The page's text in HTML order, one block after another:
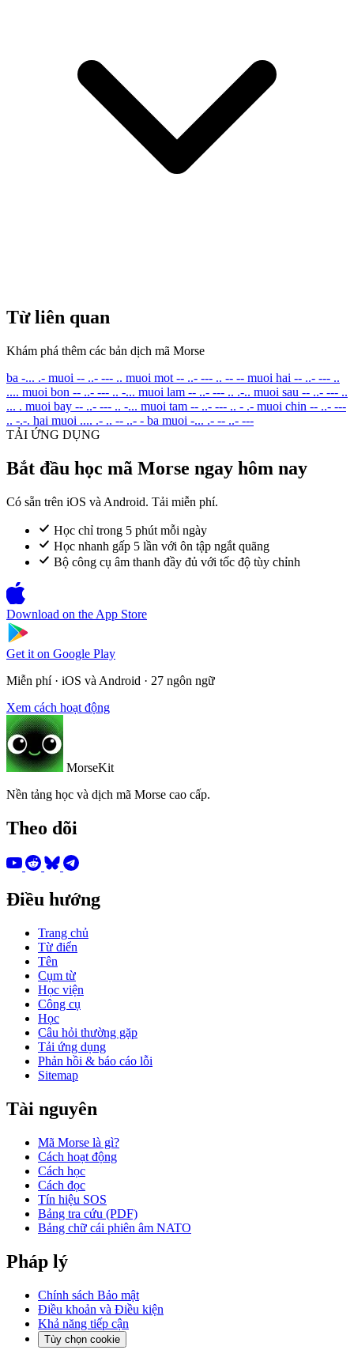
Từ liên quan
Khám phá thêm các bản dịch mã Morse
ba -... .- muoi -- ..- --- .. muoi mot -- ..- --- .. -- -- muoi hai -- ..- --- ..
.... muoi bon -- ..- --- .. -... muoi lam -- ..- --- .. .-.. muoi sau -- ..- --- ..
... . muoi bay -- ..- --- .. -... muoi tam -- ..- --- .. - .- muoi chin -- ..- ---
.. -.-. hai muoi .... .- .. -- ..- - ba muoi -... .- -- ..- ---
TẢI ỨNG DỤNG
Bắt đầu học mã Morse ngay hôm nay
Có sẵn trên iOS và Android. Tải miễn phí.
Học chỉ trong 5 phút mỗi ngày
Học nhanh gấp 5 lần với ôn tập ngắt quãng
Bộ công cụ âm thanh đầy đủ với tốc độ tùy chỉnh
Download on the App Store
Get it on Google Play
Miễn phí · iOS và Android · 27 ngôn ngữ
Xem cách hoạt động
MorseKit
Nền tảng học và dịch mã Morse cao cấp.
Theo dõi
Điều hướng
Trang chủ
Từ điển
Tên
Cụm từ
Học viện
Công cụ
Học
Câu hỏi thường gặp
Tải ứng dụng
Phản hồi & báo cáo lỗi
Sitemap
Tài nguyên
Mã Morse là gì?
Cách hoạt động
Cách học
Cách đọc
Tín hiệu SOS
Bảng tra cứu (PDF)
Bảng chữ cái phiên âm NATO
Pháp lý
Chính sách Bảo mật
Điều khoản và Điều kiện
Khả năng tiếp cận
Tùy chọn cookie